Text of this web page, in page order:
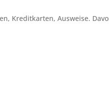
Kreditkarten, Ausweise.